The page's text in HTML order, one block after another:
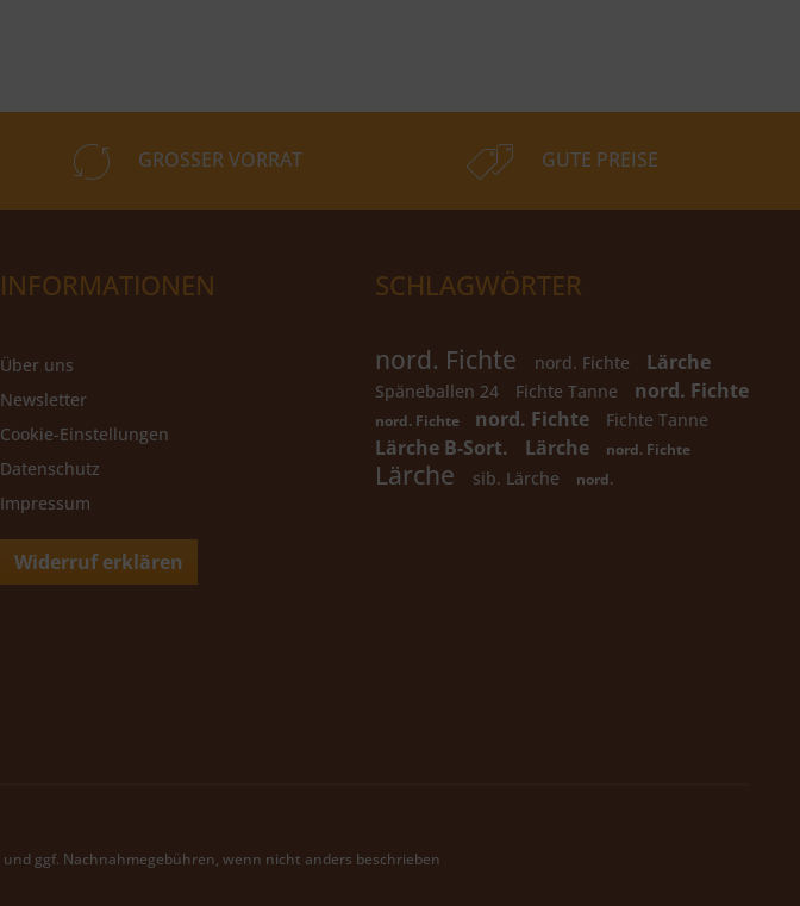
GROSSER VORRAT GUTE PREISE
INFORMATIONEN
Über uns
Newsletter
Cookie-Einstellungen
Datenschutz
Impressum
Widerruf erklären
SCHLAGWÖRTER
nord. Fichte nord. Fichte Lärche
Späneballen 24 Fichte Tanne nord. Fichte
nord. Fichte nord. Fichte Fichte Tanne
Lärche B-Sort. Lärche nord. Fichte
Lärche sib. Lärche nord.
und ggf. Nachnahmegebühren, wenn nicht anders beschrieben